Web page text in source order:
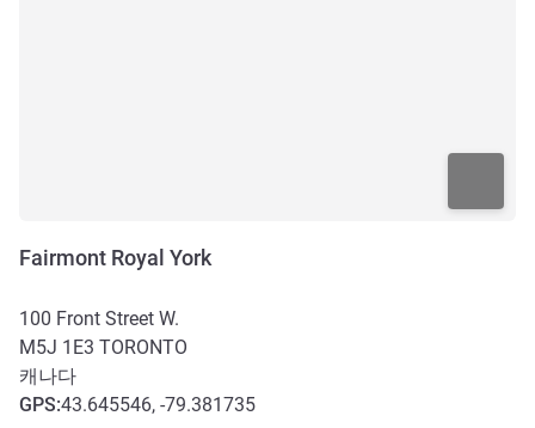
Fairmont Royal York
100 Front Street W.
M5J 1E3 TORONTO
캐나다
GPS:43.645546, -79.381735